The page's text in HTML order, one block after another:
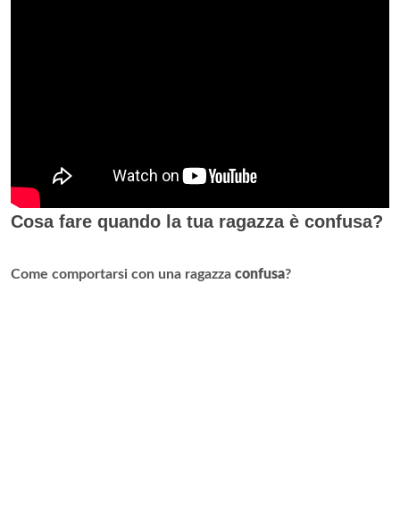
Cosa fare quando la tua ragazza è confusa?
Come comportarsi con una ragazza confusa?